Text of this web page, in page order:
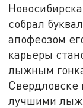
собрал
апофеозом
карьеры
лыжным
Свердловске
лучшими